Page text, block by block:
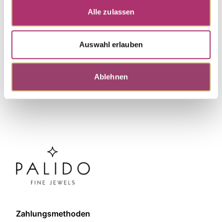
Alle zulassen
Auswahl erlauben
Ablehnen
Discover more pieces.
Zahlungsmethoden